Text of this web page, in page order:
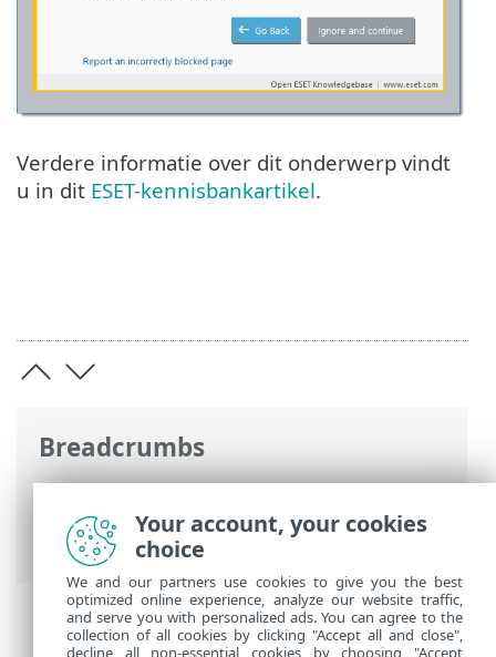
Breadcrumbs
Online-Help van ESET>ESET Glossary>
Detecties > Potentieel ongewenste
toepassingen
Verdere informatie over dit onderwerp vindt
u in dit ESET-kennisbankartikel.
Your account, your cookies
choice
We and our partners use cookies to give you the best
optimized online experience, analyze our website traffic,
and serve you with personalized ads. You can agree to the
collection of all cookies by clicking "Accept all and close",
decline all non-essential cookies by choosing "Accept